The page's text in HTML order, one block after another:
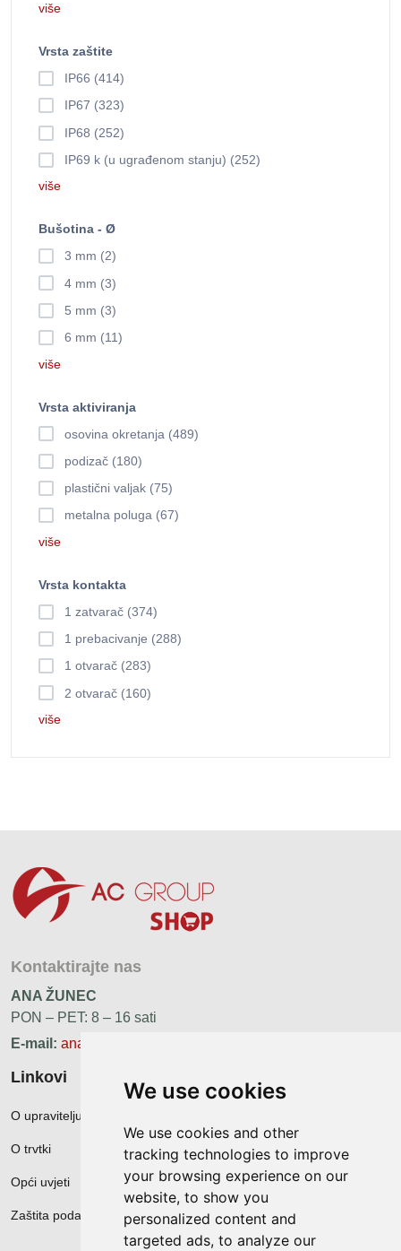
We use cookies
We use cookies and other
tracking technologies to improve
your browsing experience on our
website, to show you
personalized content and
targeted ads, to analyze our
više
Vrsta zaštite
IP66 (414)
IP67 (323)
IP68 (252)
IP69 k (u ugrađenom stanju) (252)
više
Bušotina - Ø
3 mm (2)
4 mm (3)
5 mm (3)
6 mm (11)
više
Vrsta aktiviranja
osovina okretanja (489)
podizač (180)
plastični valjak (75)
metalna poluga (67)
više
Vrsta kontakta
1 zatvarač (374)
1 prebacivanje (288)
1 otvarač (283)
2 otvarač (160)
više
Kontaktirajte nas
ANA ŽUNEC
PON – PET: 8 – 16 sati
E-mail: ana.zunec@ac-group.hr
Linkovi
O upravitelju web portala
O trvtki
Opći uvjeti
Zaštita podataka